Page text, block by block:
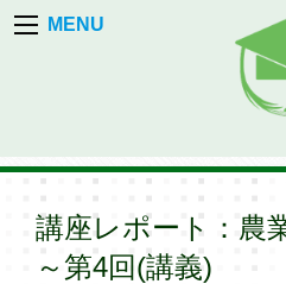
MENU
講座レポート：農
～第4回(講義)